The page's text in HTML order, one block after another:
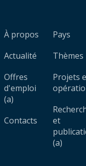
À propos
Actualité
Offres
d'emploi
(a)
Contacts
Pays
Thèmes
Projets
et
(a)